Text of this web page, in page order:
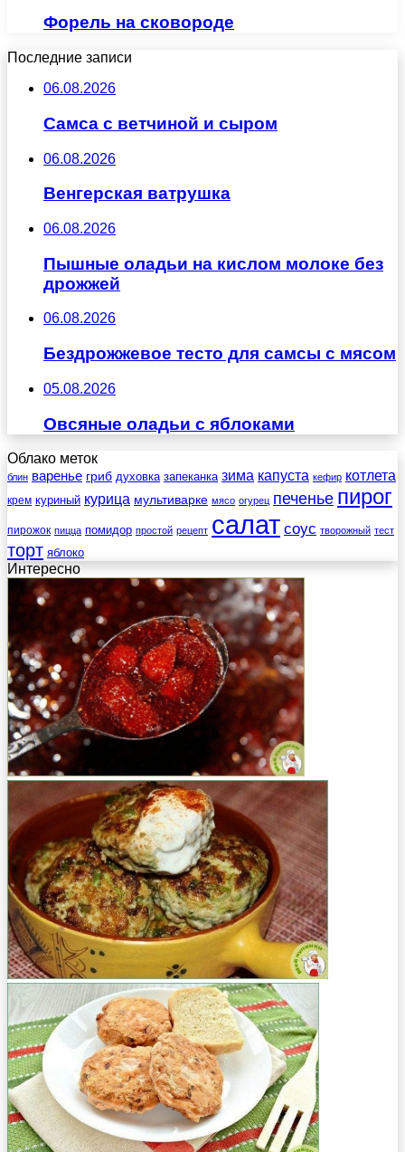
Форель на сковороде
Последние записи
06.08.2026
Самса с ветчиной и сыром
06.08.2026
Венгерская ватрушка
06.08.2026
Пышные оладьи на кислом молоке без
дрожжей
06.08.2026
Бездрожжевое тесто для самсы с мясом
05.08.2026
Овсяные оладьи с яблоками
Облако меток
блин варенье гриб духовка запеканка зима капуста кефир котлета
крем куриный курица мультиварке мясо огурец печенье пирог
пирожок пицца помидор простой рецепт салат соус творожный тест
торт яблоко
Интересно